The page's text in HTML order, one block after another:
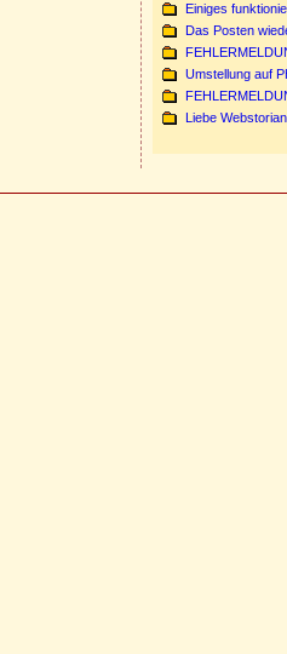
Einiges
Das Posten
Umstellung auf
Liebe